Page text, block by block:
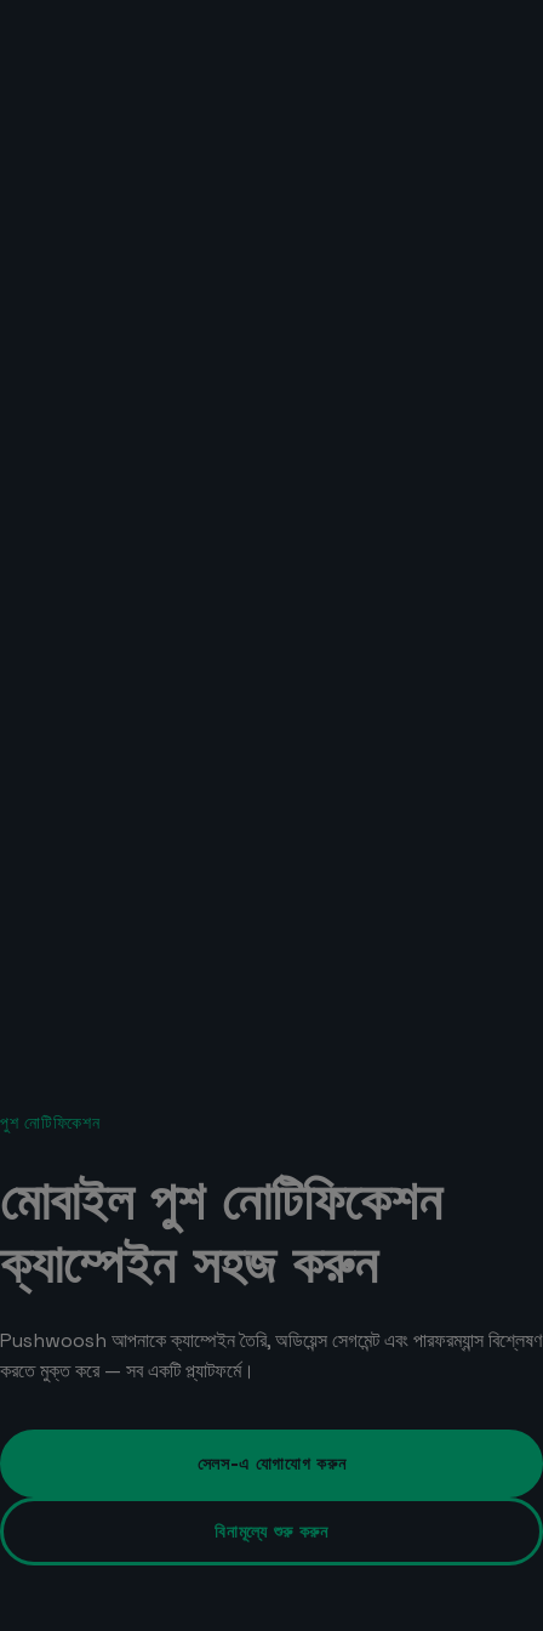
পুশ নোটিফিকেশন
মোবাইল পুশ নোটিফিকেশন
ক্যাম্পেইন সহজ করুন
Pushwoosh আপনাকে ক্যাম্পেইন তৈরি, অডিয়েন্স সেগমেন্ট এবং পারফরম্যান্স বিশ্লেষণ
করতে মুক্ত করে — সব একটি প্ল্যাটফর্মে।
সেলস-এ যোগাযোগ করুন
বিনামূল্যে শুরু করুন